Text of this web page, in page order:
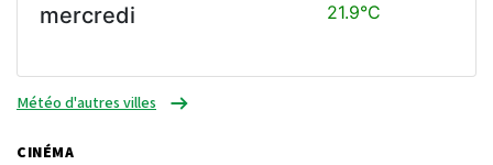
mercredi 21.9°C
Météo d'autres villes
CINÉMA